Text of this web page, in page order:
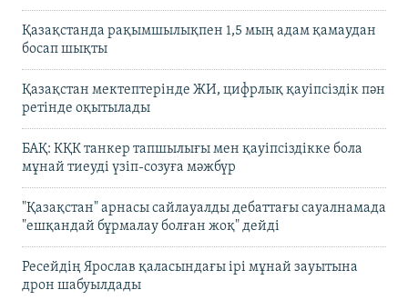
Қазақстанда рақымшылықпен 1,5 мың адам қамаудан
босап шықты
Қазақстан мектептерінде ЖИ, цифрлық қауіпсіздік пән
ретінде оқытылады
БАҚ: КҚК танкер тапшылығы мен қауіпсіздікке бола
мұнай тиеуді үзіп-созуға мәжбүр
"Қазақстан" арнасы сайлауалды дебаттағы сауалнамада
"ешқандай бұрмалау болған жоқ" дейді
Ресейдің Ярослав қаласындағы ірі мұнай зауытына
дрон шабуылдады